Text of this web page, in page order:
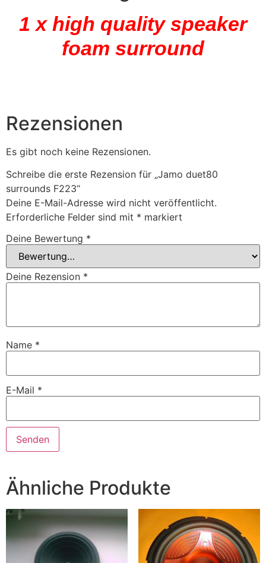
1 x high quality speaker
foam surround
Rezensionen
Es gibt noch keine Rezensionen.
Schreibe die erste Rezension für „Jamo duet80
surrounds F223“
Deine E-Mail-Adresse wird nicht veröffentlicht.
Erforderliche Felder sind mit * markiert
Deine Bewertung *
Deine Rezension *
Name *
E-Mail *
Ähnliche Produkte